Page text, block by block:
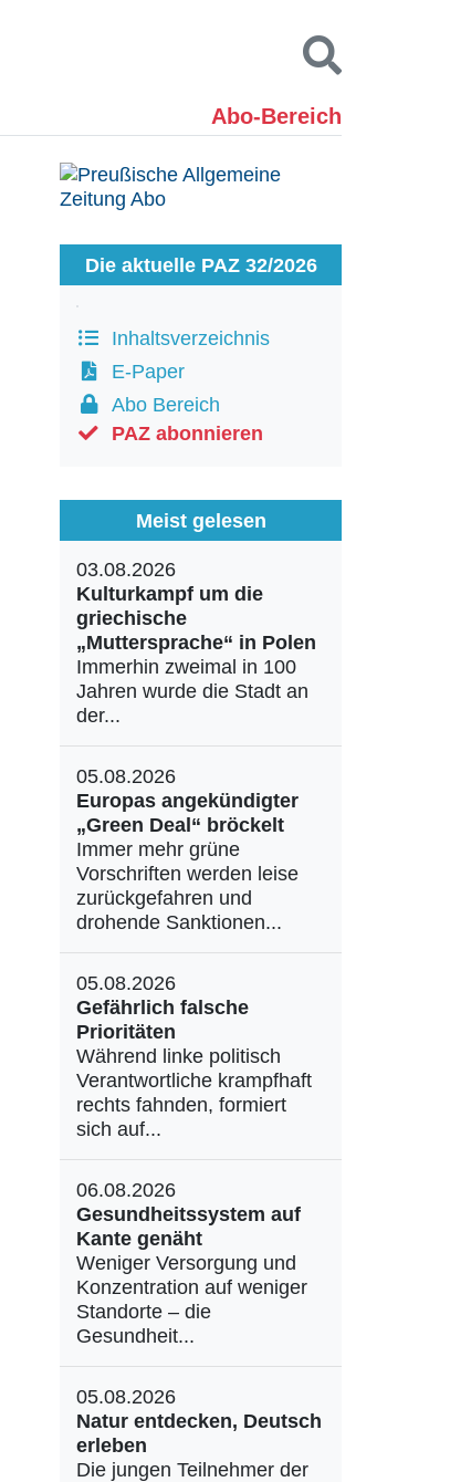
Abo-Bereich
Kontakt
Die aktuelle PAZ 32/2026
Inhaltsverzeichnis
E-Paper
Abo Bereich
PAZ abonnieren
Meist gelesen
03.08.2026
Kulturkampf um die
griechische
„Muttersprache“ in Polen
Immerhin zweimal in 100
Jahren wurde die Stadt an
der...
05.08.2026
Europas angekündigter
„Green Deal“ bröckelt
Immer mehr grüne
Vorschriften werden leise
zurückgefahren und
drohende Sanktionen...
05.08.2026
Gefährlich falsche
Prioritäten
Während linke politisch
Verantwortliche krampfhaft
rechts fahnden, formiert
sich auf...
06.08.2026
Gesundheitssystem auf
Kante genäht
Weniger Versorgung und
Konzentration auf weniger
Standorte – die
Gesundheit...
05.08.2026
Natur entdecken, Deutsch
erleben
Die jungen Teilnehmer der